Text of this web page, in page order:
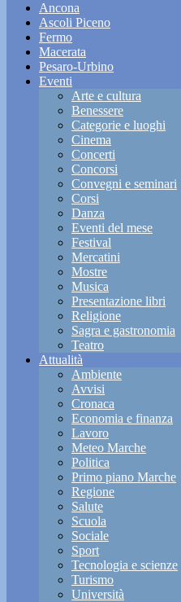
Ancona
Ascoli Piceno
Fermo
Macerata
Pesaro-Urbino
Eventi
Arte e cultura
Benessere
Categorie e luoghi
Cinema
Concerti
Concorsi
Convegni e seminari
Corsi
Danza
Eventi del mese
Festival
Mercatini
Mostre
Musica
Presentazione libri
Religione
Sagra e gastronomia
Teatro
Attualità
Ambiente
Avvisi
Cronaca
Economia e finanza
Lavoro
Meteo Marche
Politica
Primo piano Marche
Regione
Salute
Scuola
Sociale
Sport
Tecnologia e scienze
Turismo
Università